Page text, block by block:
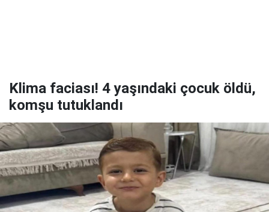
Klima faciası! 4 yaşındaki çocuk öldü,
komşu tutuklandı